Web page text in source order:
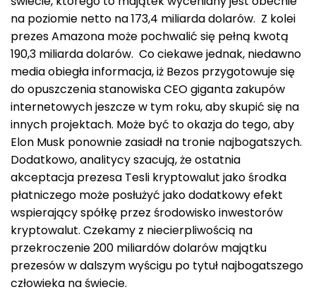
na poziomie netto na 173,4 miliarda dolarów. Z kolei
prezes Amazona może pochwalić się pełną kwotą
190,3 miliarda dolarów. Co ciekawe jednak, niedawno
media obiegła informacja, iż Bezos przygotowuje się
do opuszczenia stanowiska CEO giganta zakupów
internetowych jeszcze w tym roku, aby skupić się na
innych projektach. Może być to okazja do tego, aby
Elon Musk ponownie zasiadł na tronie najbogatszych.
Dodatkowo, analitycy szacują, że ostatnia
akceptacja prezesa Tesli kryptowalut jako środka
płatniczego może posłużyć jako dodatkowy efekt
wspierający spółkę przez środowisko inwestorów
kryptowalut. Czekamy z niecierpliwością na
przekroczenie 200 miliardów dolarów majątku
prezesów w dalszym wyścigu po tytuł najbogatszego
człowieka na świecie.